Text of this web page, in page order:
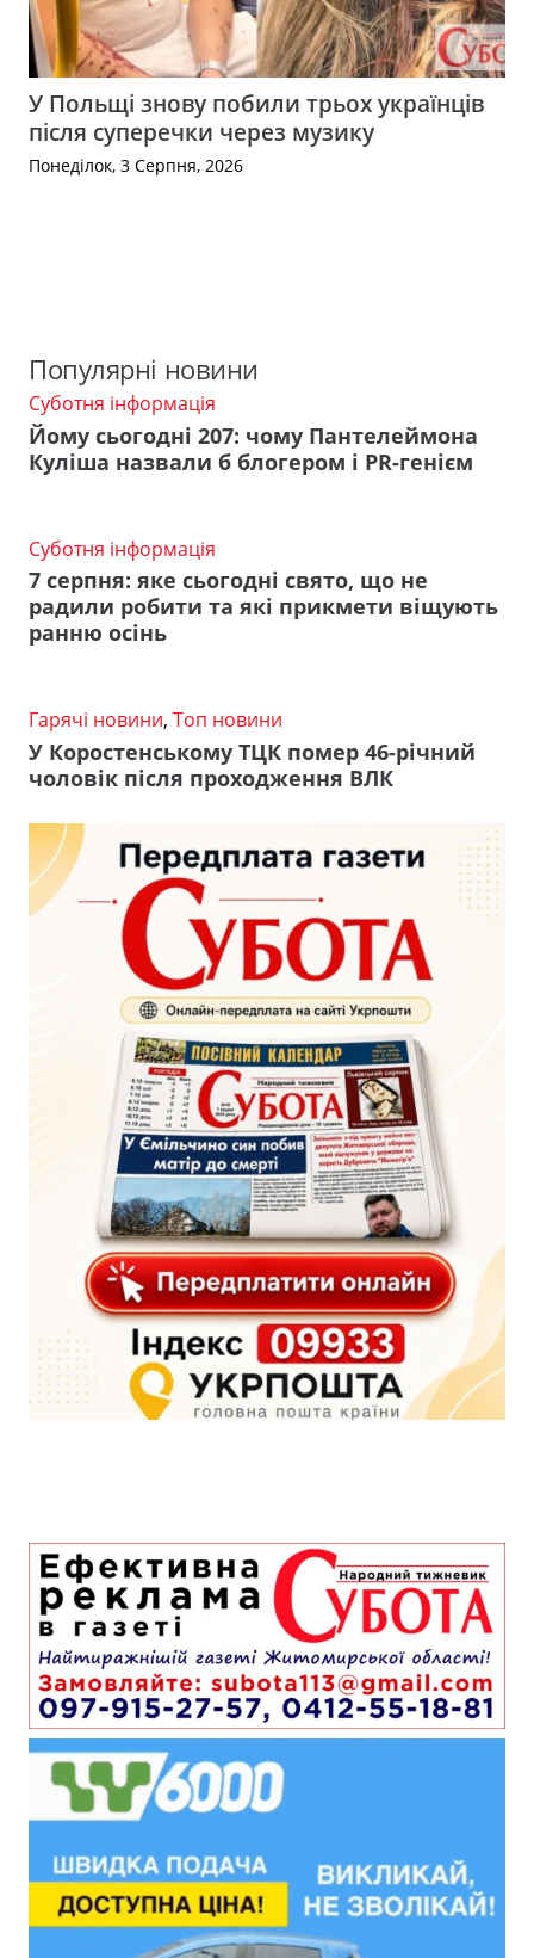
У Польщі знову побили трьох українців
після суперечки через музику
Понеділок, 3 Серпня, 2026
Популярні новини
Суботня інформація
Йому сьогодні 207: чому Пантелеймона
Куліша назвали б блогером і PR-генієм
Суботня інформація
7 серпня: яке сьогодні свято, що не
радили робити та які прикмети віщують
ранню осінь
Гарячі новини, Топ новини
У Коростенському ТЦК помер 46-річний
чоловік після проходження ВЛК